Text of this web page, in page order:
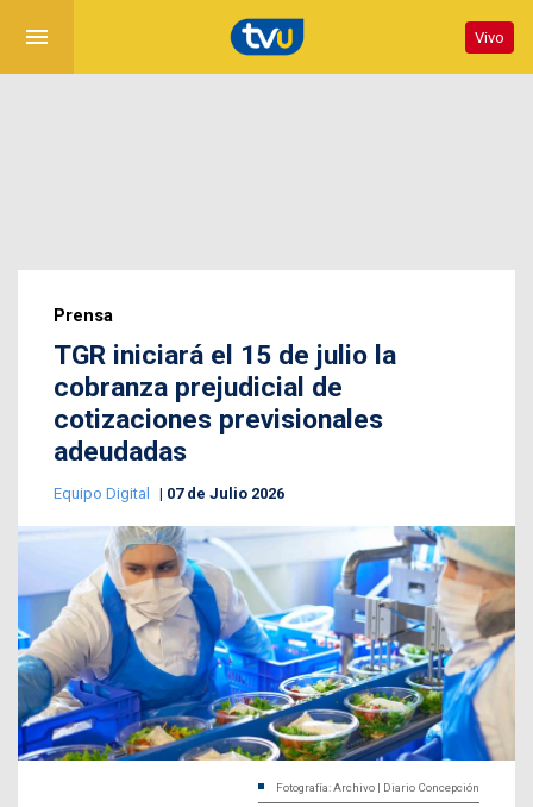
menu Vivo
Prensa
TGR iniciará el 15 de julio la
cobranza prejudicial de
cotizaciones previsionales
adeudadas
Equipo Digital 07 de Julio 2026
Fotografía: Archivo | Diario Concepción